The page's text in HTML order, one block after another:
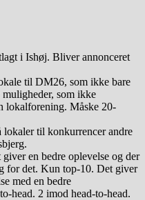
i Ishøj. Bliver annonceret
til DM26, som ikke bare
som ikke
lokalforening. Måske 20-
lokaler til konkurrencer andre
en bedre oplevelse og der
for det. Kun top-10. Det giver
med en bedre
head. 2 imod head-to-head.